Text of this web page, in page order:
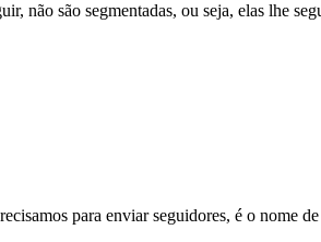
não são segmentadas, ou seja, elas lhe
para enviar seguidores, é o nome